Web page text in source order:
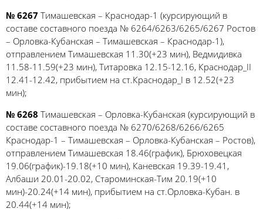
№ 6267 Тимашевская – Краснодар-1 (курсирующий в
составе составного поезда № 6264/6263/6265/6267 Ростов
– Орловка-Кубанская – Тимашевская – Краснодар-1),
отправлением Тимашевская 11.30(+23 мин), Ведмидивка
11.58-11.59(+23 мин), Титаровка 12.15-12.16, Краснодар_II
12.41-12.42, прибытием на ст.Краснодар_I в 12.52(+23
мин);
№ 6268 Тимашевская – Орловка-Кубанская (курсирующий в
составе составного поезда № 6270/6268/6266/6265
Краснодар-1 – Тимашевская – Орловка-Кубанская – Ростов),
отправлением Тимашевская 18.46(график), Брюховецкая
19.06(график)-19.18(+10 мин), Каневская 19.39-19.41,
Албаши 20.01-20.02, Староминская-Тим 20.19(+10
мин)-20.24(+14 мин), прибытием на ст.Орловка-Кубан. в
20.44(+14 мин);